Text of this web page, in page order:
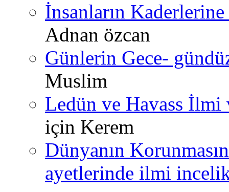
İnsanların
Adnan özcan
Günlerin Gece-
Muslim
Ledün ve Havass İlmi
için Kerem
Dünyanın
ayetlerinde ilmi